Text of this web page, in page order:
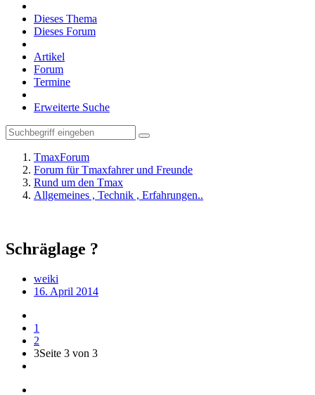
Dieses Thema
Dieses Forum
Artikel
Forum
Termine
Erweiterte Suche
TmaxForum
Forum für Tmaxfahrer und Freunde
Rund um den Tmax
Allgemeines , Technik , Erfahrungen..
Schräglage ?
weiki
16. April 2014
1
2
3Seite 3 von 3